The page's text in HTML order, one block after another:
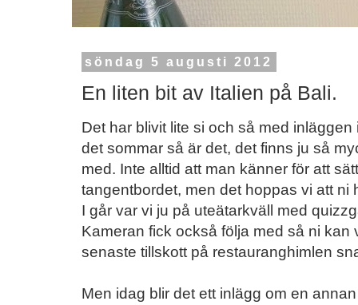
söndag 5 augusti 2012
En liten bit av Italien på Bali.
Det har blivit lite si och så med
det sommar så är det, det finns ju så
med. Inte alltid att man känner för att
tangentbordet, men det hoppas vi att ni
I går var vi ju på uteätarkväll med
Kameran fick också följa med så ni kan
senaste tillskott på restauranghimlen
Men idag blir det ett inlägg om en